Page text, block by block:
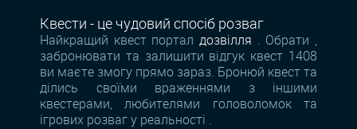
Квести - це чудовий спосіб розваг
Найкращий квест портал дозвілля . Обрати ,
забронювати та залишити відгук квест 1408
ви маєте змогу прямо зараз. Бронюй квест та
ділись своїми враженнями з іншими
квестерами, любителями головоломок та
ігрових розваг у реальності .